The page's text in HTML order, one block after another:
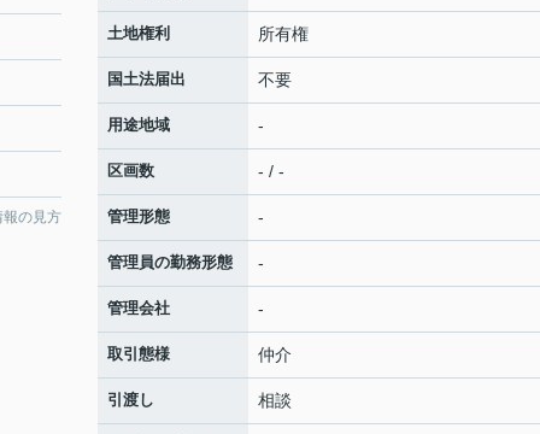
報の見方
土地権利 所有権
国土法届出 不要
用途地域 -
区画数 - / -
管理形態 -
管理員の勤務形態 -
管理会社 -
取引態様 仲介
引渡し 相談